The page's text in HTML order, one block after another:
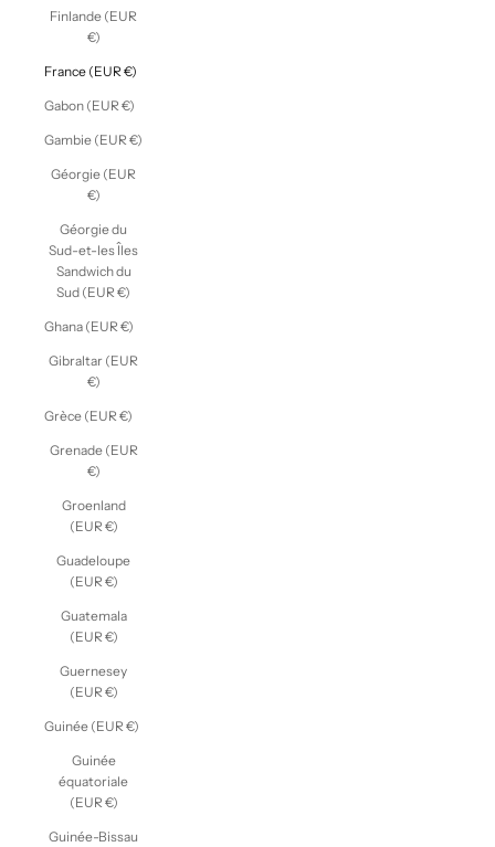
Finlande (EUR
€)
France (EUR €)
Gabon (EUR €)
Gambie (EUR €)
Géorgie (EUR
€)
Géorgie du
Sud-et-les Îles
Sandwich du
Sud (EUR €)
Ghana (EUR €)
Gibraltar (EUR
€)
Grèce (EUR €)
Grenade (EUR
€)
Groenland
(EUR €)
Guadeloupe
(EUR €)
Guatemala
(EUR €)
Guernesey
(EUR €)
Guinée (EUR €)
Guinée
équatoriale
(EUR €)
Guinée-Bissau